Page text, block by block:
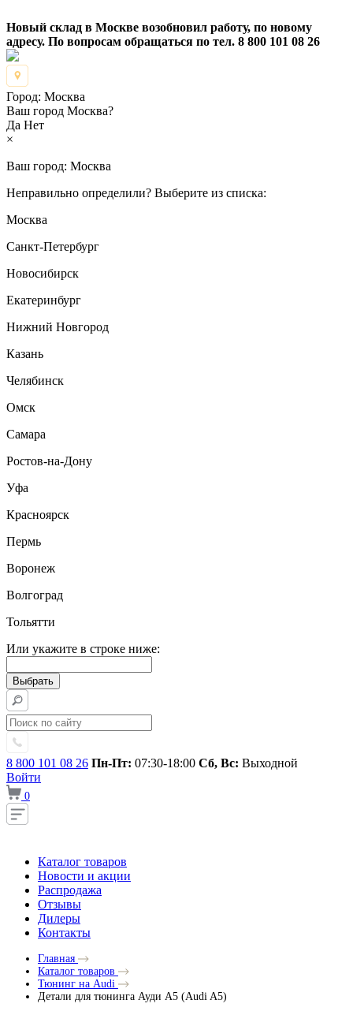
Новый склад в Москве возобновил работу, по новому
адресу. По вопросам обращаться по тел. 8 800 101 08 26
Город: Москва
Ваш город Москва?
Да Нет
×
Ваш город: Москва
Неправильно определили? Выберите из списка:
Москва
Санкт-Петербург
Новосибирск
Екатеринбург
Нижний Новгород
Казань
Челябинск
Омск
Самара
Ростов-на-Дону
Уфа
Красноярск
Пермь
Воронеж
Волгоград
Тольятти
Или укажите в строке ниже:
8 800 101 08 26 Пн-Пт: 07:30-18:00 Сб, Вс: Выходной
Войти
0
Каталог товаров
Новости и акции
Распродажа
Отзывы
Дилеры
Контакты
Главная
Каталог товаров
Тюнинг на Audi
Детали для тюнинга Ауди A5 (Audi A5)